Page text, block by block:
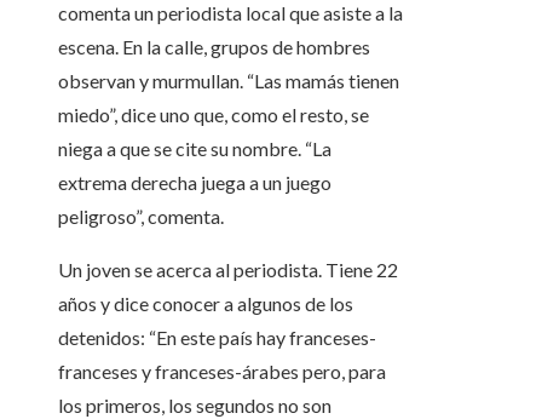
comenta un periodista local que asiste a la
escena. En la calle, grupos de hombres
observan y murmullan. “Las mamás tienen
miedo”, dice uno que, como el resto, se
niega a que se cite su nombre. “La
extrema derecha juega a un juego
peligroso”, comenta.
Un joven se acerca al periodista. Tiene 22
años y dice conocer a algunos de los
detenidos: “En este país hay franceses-
franceses y franceses-árabes pero, para
los primeros, los segundos no son